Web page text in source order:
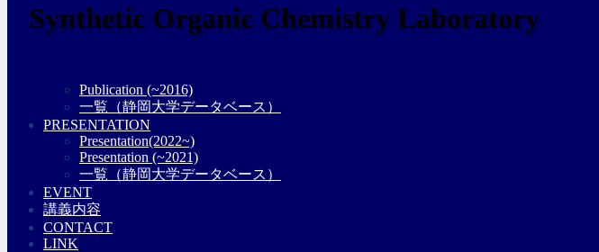
Synthetic Organic Chemistry Laboratory
Publication (~2016)
一覧（静岡大学データベース）
PRESENTATION
Presentation(2022~)
Presentation (~2021)
一覧（静岡大学データベース）
EVENT
講義内容
CONTACT
LINK